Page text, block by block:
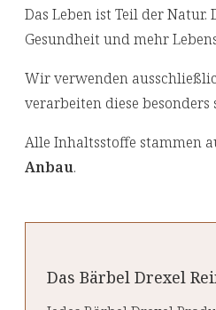
Das Leben ist Teil der
Gesundheit und mehr
Wir verwenden
verarbeiten diese
Alle Inhaltsstoffe stammen
Anbau.
Das Bärbel Drexel